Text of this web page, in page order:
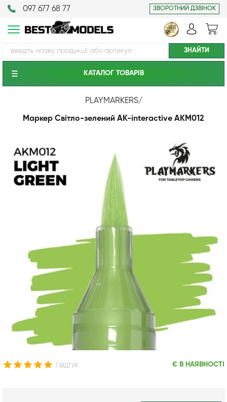
097 677 68 77 ЗВОРОТНИЙ ДЗВІНОК
КАТАЛОГ ТОВАРIВ
PLAYMARKERS/
Маркер Світло-зелений AK-interactive AKM012
1 ВІДГУК Є В НАЯВНОСТІ